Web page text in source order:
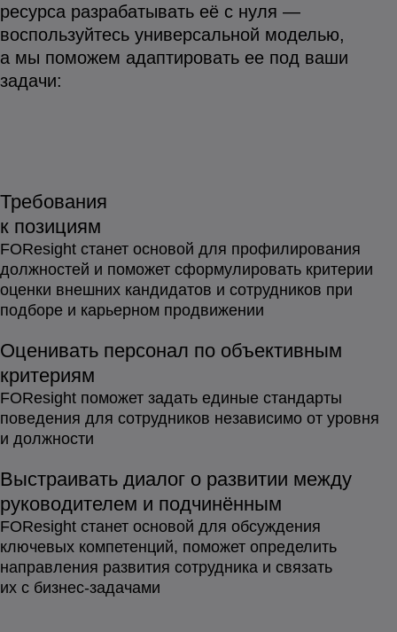
ресурса разрабатывать её с нуля —
воспользуйтесь универсальной моделью,
а мы поможем адаптировать ее под ваши
задачи:
Требования
к позициям
FOResight станет основой для профилирования
должностей и поможет сформулировать критерии
оценки внешних кандидатов и сотрудников при
подборе и карьерном продвижении
Оценивать персонал по объективным
критериям
FOResight поможет задать единые стандарты
поведения для сотрудников независимо от уровня
и должности
Выстраивать диалог о развитии между
руководителем и подчинённым
FOResight станет основой для обсуждения
ключевых компетенций, поможет определить
направления развития сотрудника и связать
их с бизнес-задачами